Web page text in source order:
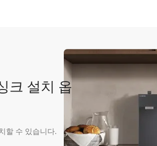
크 설치 옵
할 수 있습니다.